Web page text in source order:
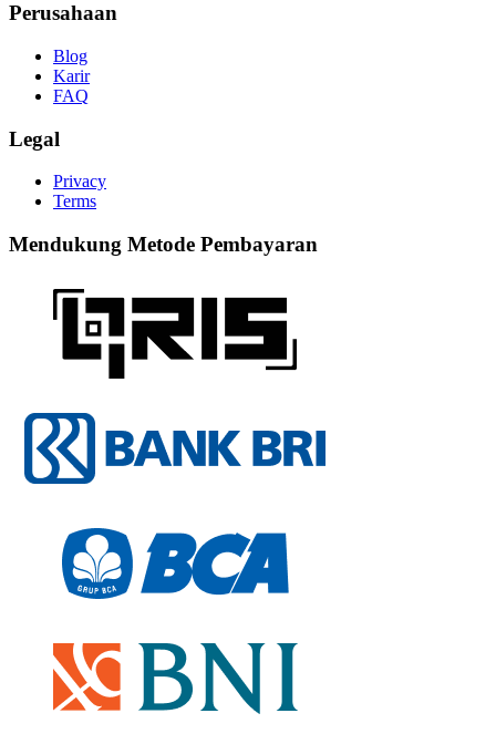
Perusahaan
Blog
Karir
FAQ
Legal
Privacy
Terms
Mendukung Metode Pembayaran